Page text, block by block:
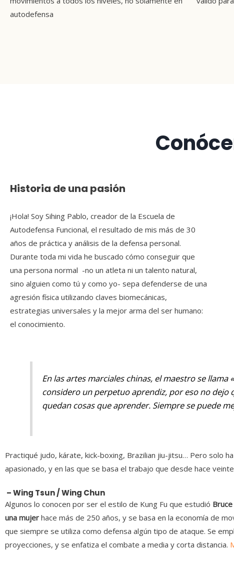
autodefensa
Historia de una pasión
¡Hola! Soy Sihing Pablo, creador de la Escuela de
Autodefensa Funcional, el resultado de mis más de 30
años de práctica y análisis de la defensa personal.
Durante toda mi vida he buscado cómo conseguir que
una persona normal -no un atleta ni un talento natural,
sino alguien como tú y como yo- sepa defenderse de una
agresión física utilizando claves biomecánicas,
estrategias universales y la mejor arma del ser humano:
el conocimiento.
En las artes marciales chinas, el maestro se llama
considero un perpetuo aprendiz, por eso no dejo
quedan cosas que aprender. Siempre se puede
Practiqué judo, kárate, kick-boxing, Brazilian jiu-jitsu… Pero solo
apasionado, y en las que se basa el trabajo que desde hace
– Wing Tsun / Wing Chun
Algunos lo conocen por ser el estilo de Kung Fu que estudió
una mujer hace más de 250 años, y se basa en la economía de
que siempre se utiliza como defensa algún tipo de ataque. Se
proyecciones, y se enfatiza el combate a media y corta distancia.